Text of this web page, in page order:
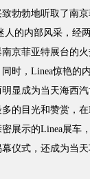
勃勃地听取了南
人的内部风采，经
京菲亚特展台的
时，Linea惊艳的
显成为当天海西
的目光和赞赏，
展示的Linea展车
仪式，还成为当